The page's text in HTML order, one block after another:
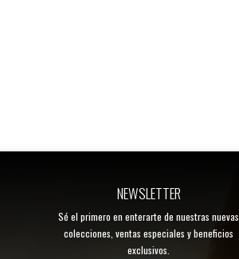
NEWSLETTER
Sé el primero en enterarte de nuestras nuevas
colecciones, ventas especiales y beneficios
exclusivos.